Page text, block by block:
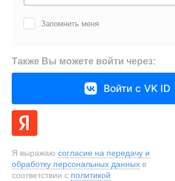
Запомнить меня
Также Вы можете войти через:
Войти с VK ID
Я выражаю согласие на передачу и
обработку персональных данных в
соответствии с политикой